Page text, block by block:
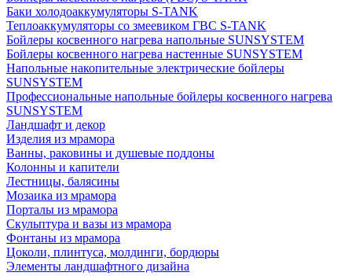
Баки холодоаккумуляторы S-TANK
Теплоаккумуляторы со змеевиком ГВС S-TANK
Бойлеры косвенного нагрева напольные SUNSYSTEM
Бойлеры косвенного нагрева настенные SUNSYSTEM
Напольные накопительные электрические бойлеры
SUNSYSTEM
Профессиональные напольные бойлеры косвенного нагрева
SUNSYSTEM
Ландшафт и декор
Изделия из мрамора
Ванны, раковины и душевые поддоны
Колонны и капители
Лестницы, балясины
Мозаика из мрамора
Порталы из мрамора
Скульптура и вазы из мрамора
Фонтаны из мрамора
Цоколи, плинтуса, молдинги, бордюры
Элементы ландшафтного дизайна